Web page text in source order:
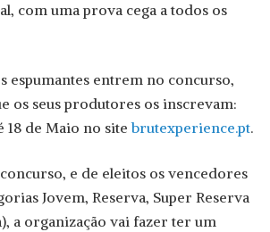
com uma prova cega a todos os
espumantes entrem no concurso,
os seus produtores os inscrevam:
18 de Maio no sitebrutexperience.pt.
e de eleitos os vencedores
Jovem, Reserva, Super Reserva
a organização vai fazer ter um